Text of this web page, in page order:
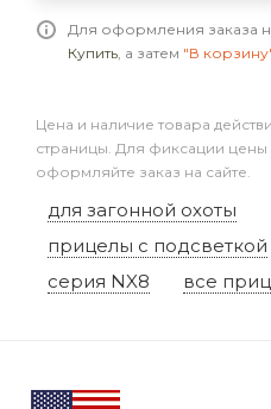
Для оформления заказа
Купить, а затем "В
Цена и наличие товара
страницы. Для фиксации цены
оформляйте заказ на сайте.
для загонной охоты
прицелы с подсветкой
серия NX8
все